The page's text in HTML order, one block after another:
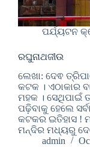
ପର୍ଯ୍ୟଟନ
ରଘୁନାଥଜୀଉ
ଲେଖା: ଦେଵ
କଟକ । ଏଠାକାର
ମହକ । ସେଥିପାଇଁ
ପଢ଼ିବାକୁ ହେଲେ
କଟକର ଇତିହାସ !
ମନ୍ଦିର ମଧ୍ୟରୁ
admin